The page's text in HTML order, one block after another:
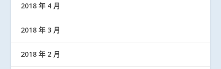
2018 年 4 月
2018 年 3 月
2018 年 2 月